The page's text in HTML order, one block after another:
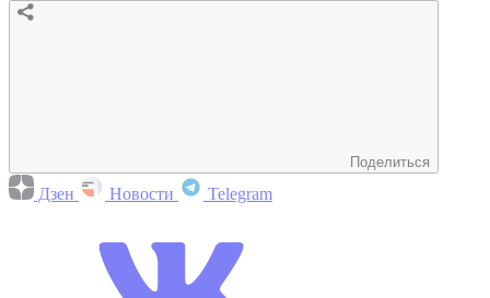
Поделиться
Дзен Новости Telegram